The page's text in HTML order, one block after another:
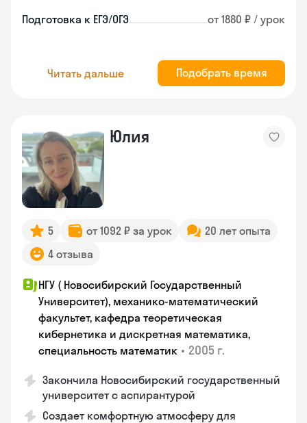
Подготовка к ЕГЭ/ОГЭ от 1880 ₽ / урок
Читать дальше Подобрать время
Юлия
5 от 1092 ₽ за урок
20 лет опыта
4 отзыва
НГУ ( Новосибирский Государственный
Университет), механико-математический
факультет, кафедра теоретическая
кибернетика и дискретная математика,
специальность математик • 2005 г.
Закончилa Новосибирский государственный
университет с аспирантурой
Создает комфортную атмосферу для